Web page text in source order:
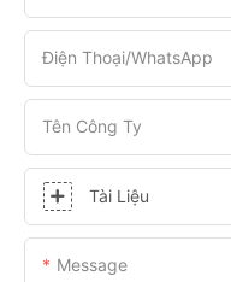
Điện Thoại/WhatsApp
Tên Công Ty
Tài Liệu
Message